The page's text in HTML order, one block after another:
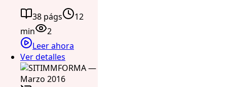
38 págs
12
min
2
Leer ahora
Ver detalles